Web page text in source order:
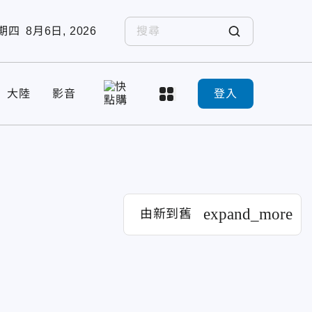
四 8月6日, 2026
大陸 影音 登入
由新到舊 expand_more